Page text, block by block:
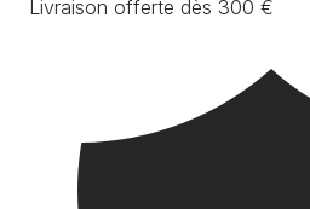
Livraison offerte dès 300 €